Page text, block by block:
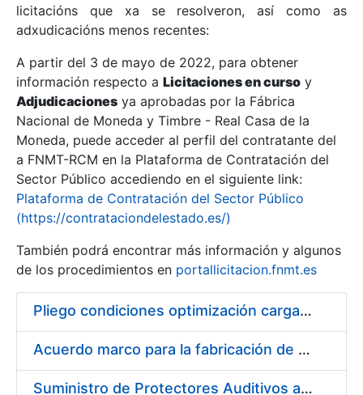
Mostrar/Ocultar
Mostrar/Ocultar
Mostrar/Ocultar
Mostrar/Ocultar
licitacións que xa se resolveron, así como as
adxudicacións menos recentes:
A partir del 3 de mayo de 2022, para obtener
información respecto a Licitaciones en curso y
Adjudicaciones ya aprobadas por la Fábrica
Nacional de Moneda y Timbre - Real Casa de la
Moneda, puede acceder al perfil del contratante del
a FNMT-RCM en la Plataforma de Contratación del
Sector Público accediendo en el siguiente link:
Plataforma de Contratación del Sector Público
(https://contrataciondelestado.es/)
También podrá encontrar más información y algunos
de los procedimientos en portallicitacion.fnmt.es
Pliego condiciones optimización cargas compras firmado
Acuerdo marco para la fabricación de piezas
Suministro de Protectores Auditivos a medida para las personas trabajadoras de los Centros de Trabajo de Madrid y Burgos